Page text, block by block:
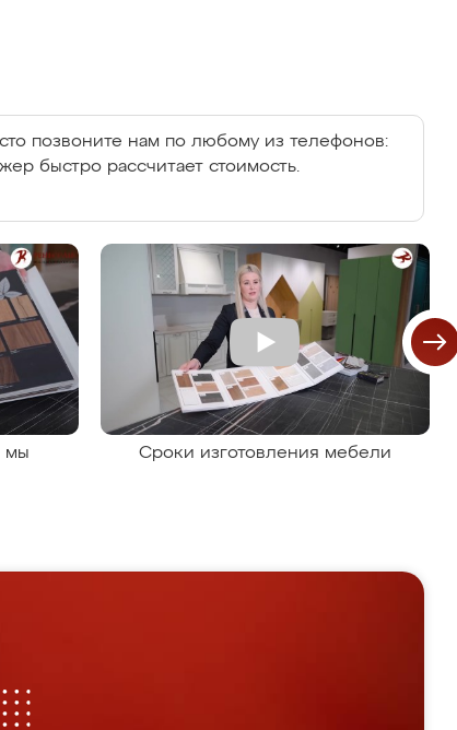
позвоните нам по любому из телефонов:
быстро рассчитает стоимость.
мы
Сроки изготовления мебели